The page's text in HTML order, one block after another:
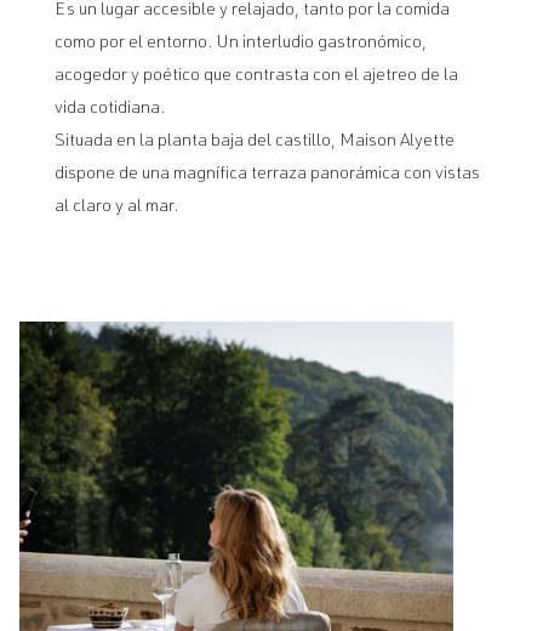
Es un lugar accesible y relajado, tanto por la comida
como por el entorno. Un interludio gastronómico,
acogedor y poético que contrasta con el ajetreo de la
vida cotidiana.
Situada en la planta baja del castillo, Maison Alyette
dispone de una magnífica terraza panorámica con vistas
al claro y al mar.